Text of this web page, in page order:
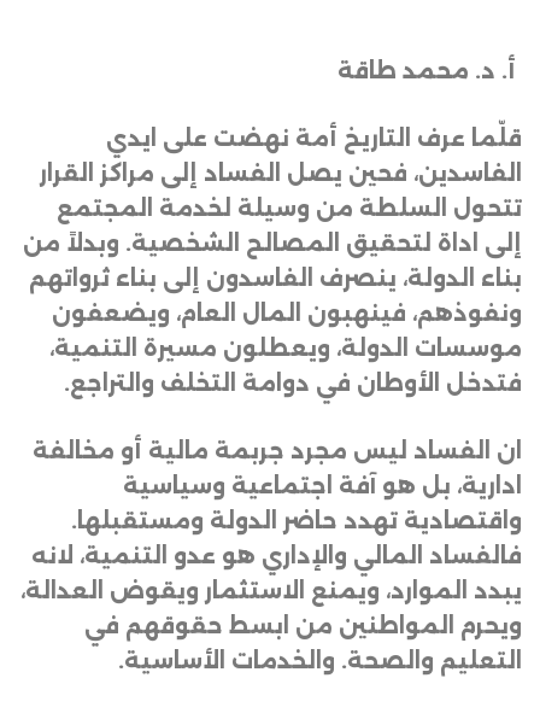
أ. د. محمد طاقة
قلّما عرف التاريخ أمة نهضت على ايدي
الفاسدين، فحين يصل الفساد إلى مراكز القرار
تتحول السلطة من وسيلة لخدمة المجتمع
إلى اداة لتحقيق المصالح الشخصية. وبدلاً من
بناء الدولة، ينصرف الفاسدون إلى بناء ثرواتهم
ونفوذهم، فينهبون المال العام، ويضعفون
موسسات الدولة، ويعطلون مسيرة التنمية،
فتدخل الأوطان في دوامة التخلف والتراجع.
ان الفساد ليس مجرد جربمة مالية أو مخالفة
ادارية، بل هو آفة اجتماعية وسياسية
واقتصادية تهدد حاضر الدولة ومستقبلها.
فالفساد المالي والإداري هو عدو التنمية، لانه
يبدد الموارد، ويمنع الاستثمار ويقوض العدالة،
ويحرم المواطنين من ابسط حقوقهم في
التعليم والصحة. والخدمات الأساسية.